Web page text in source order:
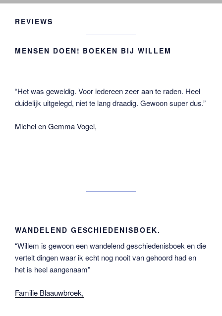
REVIEWS
MENSEN DOEN! BOEKEN BIJ WILLEM
“Het was geweldig. Voor iedereen zeer aan te raden. Heel
duidelijk uitgelegd, niet te lang draadig. Gewoon super dus.”
Michel en Gemma Vogel,
WANDELEND GESCHIEDENISBOEK.
“Willem is gewoon een wandelend geschiedenisboek en die
vertelt dingen waar ik echt nog nooit van gehoord had en
het is heel aangenaam”
Familie Blaauwbroek,